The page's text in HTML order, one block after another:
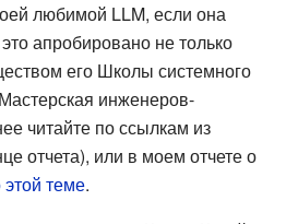
любимой LLM, если она
апробировано не только
его Школы системного
инженеров-
читайте по ссылкам из
отчета), или в моем отчете о
теме.